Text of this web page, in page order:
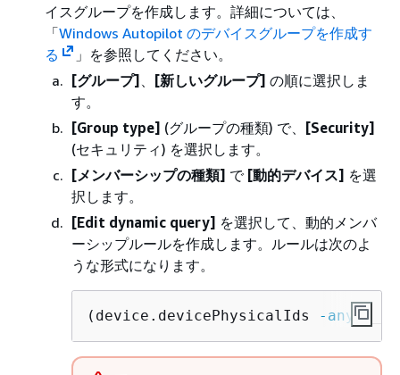
イスグループを作成します。詳細については、
「Windows Autopilot のデバイスグループを作成す
る
」を参照してください。
[グループ]
[新しいグループ] の順に選択しま
す。
[Group type] (グループの種類) で、 [Security]
(セキュリティ) を選択します。
[メンバーシップの種類] で [動的デバイス] を選
択します。
[Edit dynamic query] を選択して、動的メンバ
ーシップルールを作成します。ルールは次のよ
うな形式になります。
(device.devicePhysicalIds -any (_